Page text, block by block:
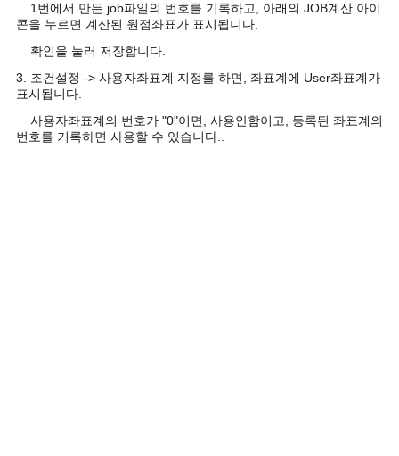
1번에서 만든 job파일의 번호를 기록하고, 아래의 JOB계산 아이
콘을 누르면 계산된 원점좌표가 표시됩니다.
확인을 눌러 저장합니다.
3. 조건설정 -> 사용자좌표계 지정를 하면, 좌표계에 User좌표계가
표시됩니다.
사용자좌표계의 번호가 "0"이면, 사용안함이고, 등록된 좌표계의
번호를 기록하면 사용할 수 있습니다..